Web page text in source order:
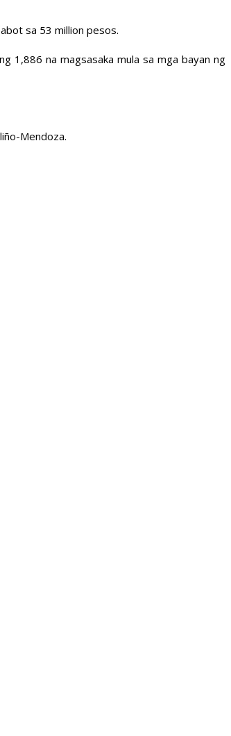
sa 53 million pesos.
1,886 na magsasaka mula sa mga bayan ng
Mendoza.